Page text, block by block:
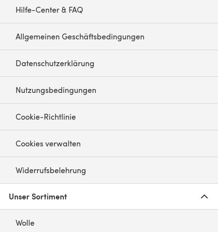
Hilfe-Center & FAQ
Allgemeinen Geschäftsbedingungen
Datenschutzerklärung
Nutzungsbedingungen
Cookie-Richtlinie
Cookies verwalten
Widerrufsbelehrung
Unser Sortiment
Wolle